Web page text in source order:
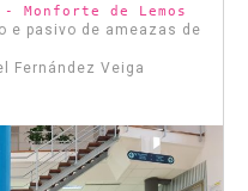
Monforte de Lemos
e pasivo de ameazas de
Fernández Veiga